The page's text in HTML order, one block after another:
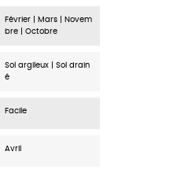
Février | Mars | Novem
bre | Octobre
Sol argileux | Sol drain
é
Facile
Avril